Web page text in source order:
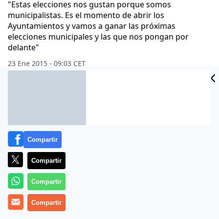
"Estas elecciones nos gustan porque somos
municipalistas. Es el momento de abrir los
Ayuntamientos y vamos a ganar las próximas
elecciones municipales y las que nos pongan por
delante"
23 Ene 2015 - 09:03 CET
Compartir
Compartir
Compartir
Compartir